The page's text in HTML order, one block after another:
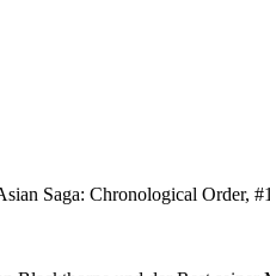
Saga: Chronological Order,